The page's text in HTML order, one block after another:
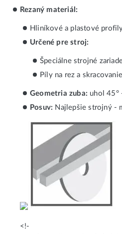
Rezaný materiál:
Hliníkové a plastové
Určené pre stroj:
Špeciálne strojné
Píly na rez a
Geometria zuba: uhol 45°
Posuv: Najlepšie strojný -
<!-